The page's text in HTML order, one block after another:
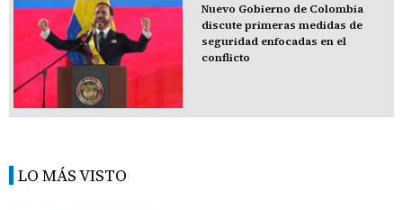
Nuevo Gobierno de Colombia
discute primeras medidas de
seguridad enfocadas en el
conflicto
LO MÁS VISTO